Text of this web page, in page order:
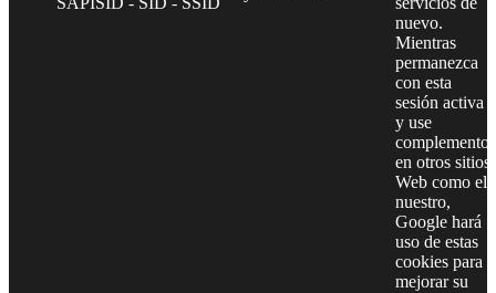
nuevo.
Mientras
permanezca
con esta
sesión activa
y use
complementos
en otros sitios
Web como el
nuestro,
Google hará
uso de estas
cookies para
mejorar su